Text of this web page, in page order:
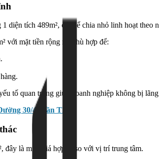
diện tích 489m², có thể chia nhỏ linh hoạt theo
với mặt tiền rộng rất phù hợp để:
tố quan trọng giúp doanh nghiệp không bị
30/4, Cần Thơ
đây là mức giá hợp lý so với vị trí trung tâm.